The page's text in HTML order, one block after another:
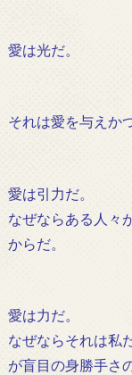
愛は光だ。
それは愛を与えか
愛は引力だ。
なぜならある人々
からだ。
愛は力だ。
なぜならそれは私
が盲目の身勝手さ